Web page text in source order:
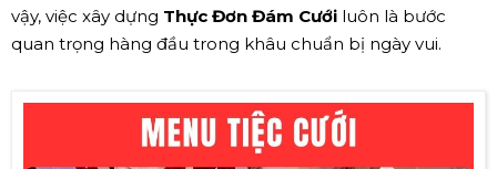
vậy, việc xây dựng Thực Đơn Đám Cưới luôn là bước
quan trọng hàng đầu trong khâu chuẩn bị ngày vui.